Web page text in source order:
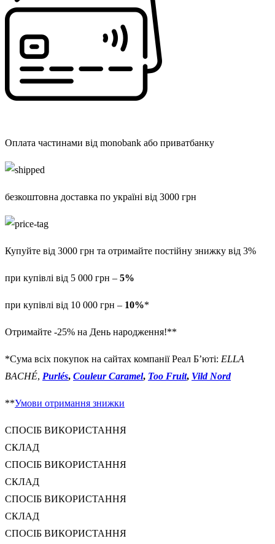
Оплата частинами від monobank або приватбанку
безкоштовна доставка по україні від 3000 грн
Купуйте від 3000 грн та отримайте постійну знижку від 3%
при купівлі від 5 000 грн – 5%
при купівлі від 10 000 грн – 10%*
Отримайте -25% на День народження!**
*Сума всіх покупок на сайтах компанії Реал Б’юті: ELLA
BACHÉ, Purlés, Couleur Caramel, Too Fruit, Vild Nord
**Умови отримання знижки
СПОСІБ ВИКОРИСТАННЯ
СКЛАД
СПОСІБ ВИКОРИСТАННЯ
СКЛАД
СПОСІБ ВИКОРИСТАННЯ
СКЛАД
СПОСІБ ВИКОРИСТАННЯ